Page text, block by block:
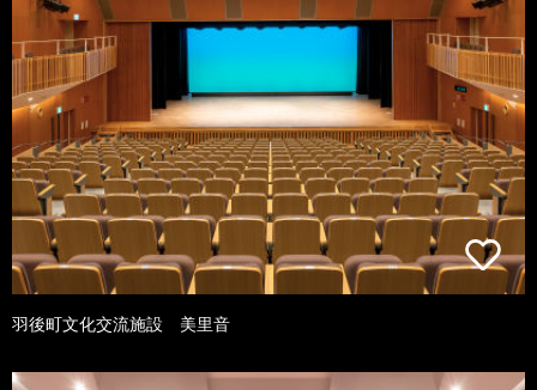
羽後町文化交流施設 美里音